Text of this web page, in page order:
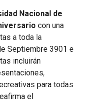
Nacional de
con una
a toda la
Septiembre 3901 e
incluirán
para todas
el